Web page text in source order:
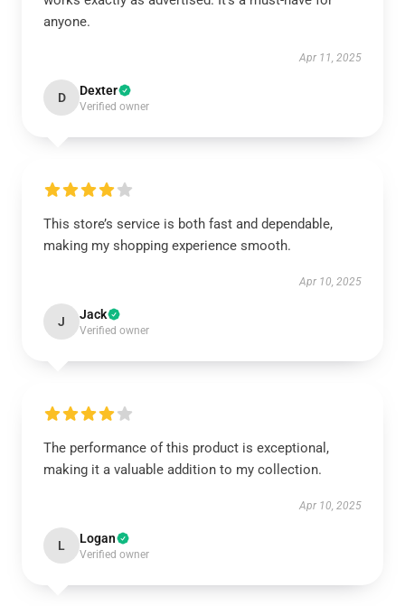
anyone.
Apr 11, 2025
D Dexter
Verified owner
This store’s service is both fast and dependable,
making my shopping experience smooth.
Apr 10, 2025
J Jack
Verified owner
The performance of this product is exceptional,
making it a valuable addition to my collection.
Apr 10, 2025
L Logan
Verified owner